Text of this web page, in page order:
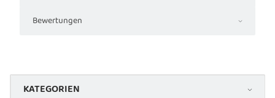
Bewertungen
KATEGORIEN